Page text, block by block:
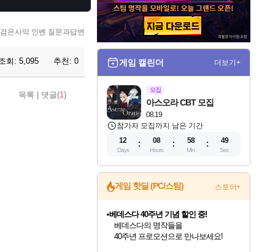
검은사막 인벤 질문과답변
회: 5,095 추천: 0
목록 댓글(1)
게임 캘린더 더보기+
모집
08.19
아스오라 CBT 모집
참가자 모집까지 남은 기간
12
Days
08
Hours
58
Min
48
Sec
게임 핫딜 (PC/스팀) 스토어+
베데스다 40주년 기념 할인 중!
베데스다의 명작들을
40주년 프로모션으로 만나보세요!